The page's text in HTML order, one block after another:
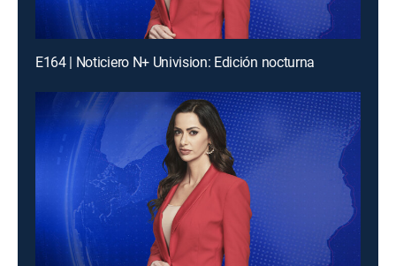
E164 | Noticiero N+ Univision: Edición nocturna